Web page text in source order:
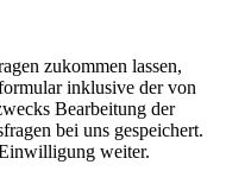
zukommen lassen,
inklusive der von
Bearbeitung der
bei uns gespeichert.
weiter.